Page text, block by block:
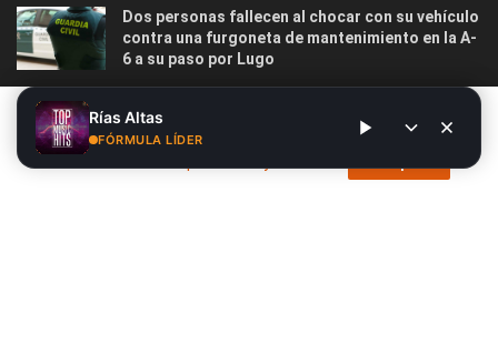
Dos personas fallecen al chocar con su vehículo
contra una furgoneta de mantenimiento en la A-
6 a su paso por Lugo
Las 12 playas gallegas con Bandera Azul menos
masificadas para disfrutar este verano
Rías Altas
FÓRMULA LÍDER
Este sitio web utiliza cookies. Al continuar utilizando este sitio
web, usted da su consentimiento para el uso de cookies. Visite